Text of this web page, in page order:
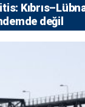
değil